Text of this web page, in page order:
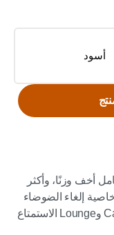
أخف وزنًا، وأكثر
إلغاء الضوضاء
التكيفية مع محيطك، فيما يتيح لك وضعا Cafe وLounge الاستمتاع
أسود